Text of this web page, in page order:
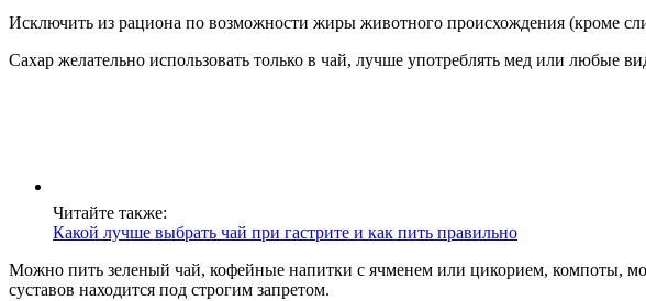
Исключить из рациона по возможности жиры животного происхождения (кроме
Сахар желательно использовать только в чай, лучше употреблять мед или любые
Читайте также:
Какой лучше выбрать чай при гастрите и как пить правильно
Можно пить зеленый чай, кофейные напитки с ячменем или цикорием, компоты,
суставов находится под строгим запретом.